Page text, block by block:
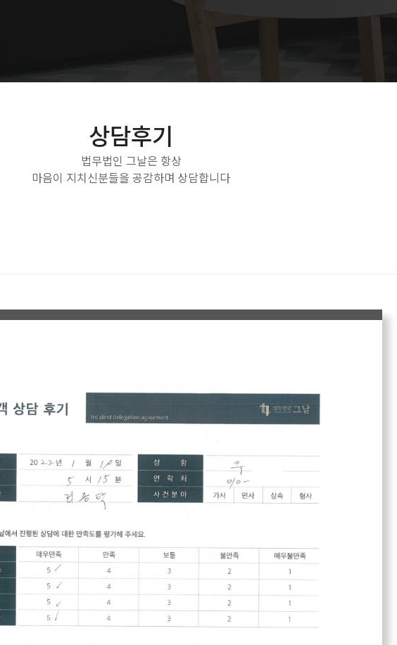
상담후기
법무법인 그날은 항상
마음이 지치신분들을 공감하며 상담합니다